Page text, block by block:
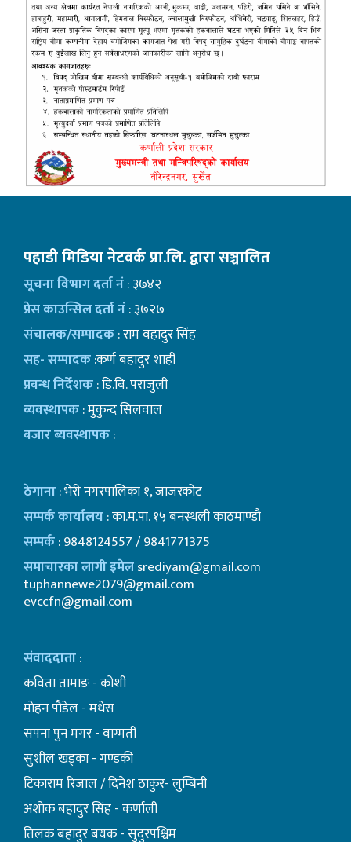
पहाडी मिडिया नेटवर्क प्रा.लि. द्वारा सञ्चालित
सूचना विभाग दर्ता नं: ३७४२
प्रेस काउन्सिल दर्ता नं: ३७२७
संचालक/सम्पादक: राम वहादुर सिंह
सह- सम्पादक:कर्ण बहादुर शाही
प्रबन्ध निर्देशक: डि.बि. पराजुली
ब्यवस्थापक: मुकुन्द सिलवाल
बजार ब्यवस्थापक:
ठेगाना: भेरी नगरपालिका १, जाजरकोट
सम्पर्क कार्यालय: का.म.पा. १५ बनस्थली काठमाण्डाै
सम्पर्क: 9848124557 / 9841771375
समाचारका लागी इमेलsrediyam@gmail.com
tuphannewe2079@gmail.com
evccfn@gmail.com
संवाददाता:
कविता तामाङ - कोशी
माेहन पाैडेल - मधेस
सपना पुन मगर - वाग्मती
सुशील खड्का - गण्डकी
टिकाराम रिजाल / दिनेश ठाकुर- लुम्बिनी
अशाेक बहादुर सिंह - कर्णाली
तिलक बहादुर बयक - सुदुरपश्चिम